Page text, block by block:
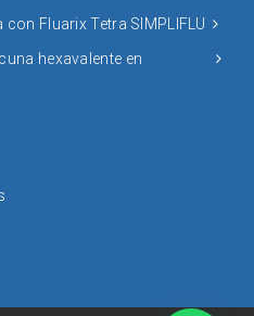
Fluarix Tetra SIMPLIFLU
hexavalente en